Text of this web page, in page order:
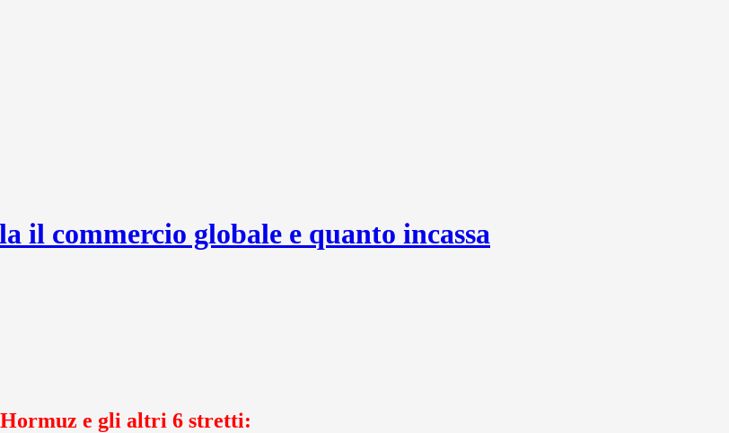
commercio globale e quanto incassa
Hormuz e gli altri 6 stretti: